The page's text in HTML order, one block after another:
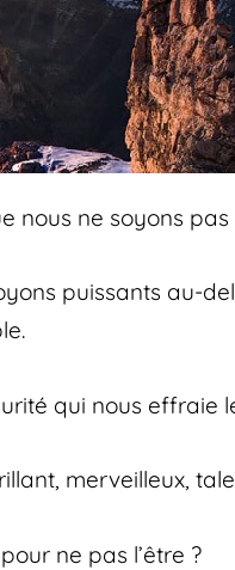
nous ne soyons
puissants au-
qui nous effraie
merveilleux,
ne pas l’être ?